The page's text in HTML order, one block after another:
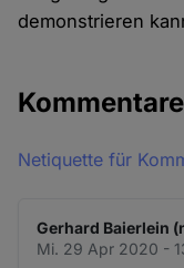
demonstrieren
Kommentare
Netiquette für
Gerhard Baierlein
Mi. 29 Apr 2020 -